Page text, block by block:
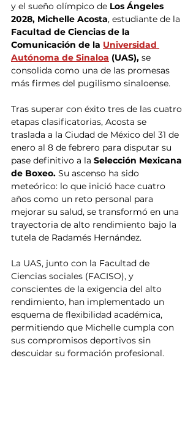
y el sueño olímpico de Los Ángeles
2028, Michelle Acosta, estudiante de la
Facultad de Ciencias de la
Comunicación de la Universidad
Autónoma de Sinaloa (UAS), se
consolida como una de las promesas
más firmes del pugilismo sinaloense.
Tras superar con éxito tres de las cuatro
etapas clasificatorias, Acosta se
traslada a la Ciudad de México del 31 de
enero al 8 de febrero para disputar su
pase definitivo a la Selección Mexicana
de Boxeo. Su ascenso ha sido
meteórico: lo que inició hace cuatro
años como un reto personal para
mejorar su salud, se transformó en una
trayectoria de alto rendimiento bajo la
tutela de Radamés Hernández.
La UAS, junto con la Facultad de
Ciencias sociales (FACISO), y
conscientes de la exigencia del alto
rendimiento, han implementado un
esquema de flexibilidad académica,
permitiendo que Michelle cumpla con
sus compromisos deportivos sin
descuidar su formación profesional.